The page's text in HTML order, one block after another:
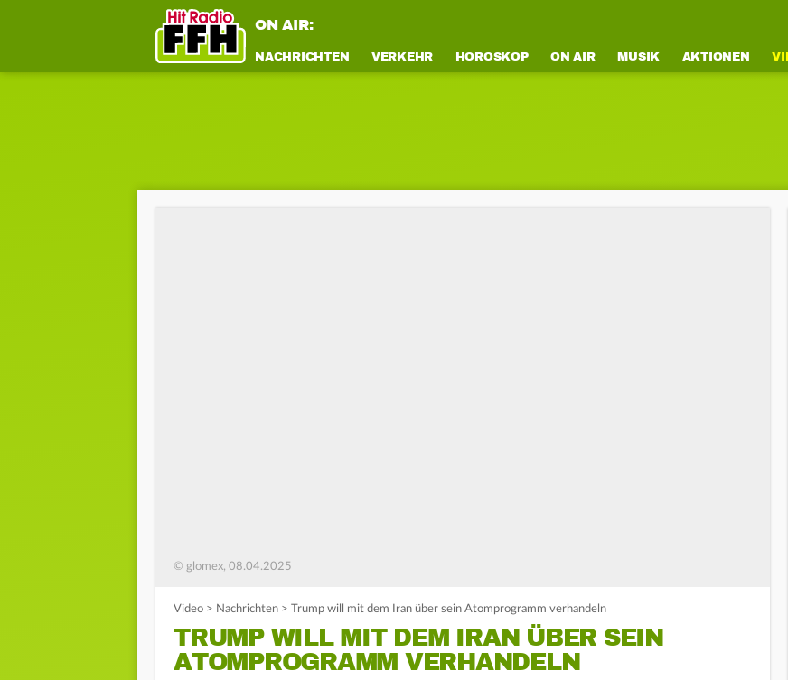
ON AIR:
NACHRICHTEN VERKEHR HOROSKOP ON AIR MUSIK AKTIONEN
© glomex, 08.04.2025
Video > Nachrichten > Trump will mit dem Iran über sein Atomprogramm verhandeln
TRUMP WILL MIT DEM IRAN ÜBER SEIN
ATOMPROGRAMM VERHANDELN